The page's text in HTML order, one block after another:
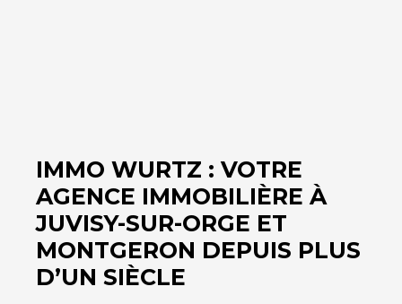
IMMO WURTZ : VOTRE
AGENCE IMMOBILIÈRE À
JUVISY-SUR-ORGE ET
MONTGERON DEPUIS PLUS
D’UN SIÈCLE